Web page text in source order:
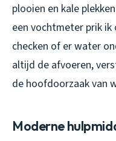
plooien en kale
een vochtmeter prik
checken of er water
altijd de afvoeren,
de hoofdoorzaak van
Moderne